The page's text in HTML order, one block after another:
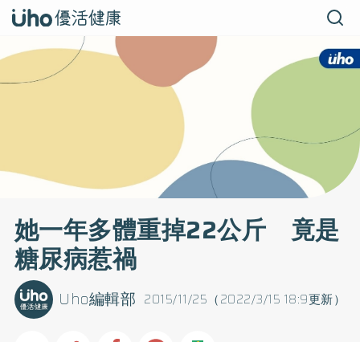
她一年多體重掉22公斤 竟是
糖尿病惹禍
2015/11/25（2022/3/15 18:9更新）
Uho編輯部